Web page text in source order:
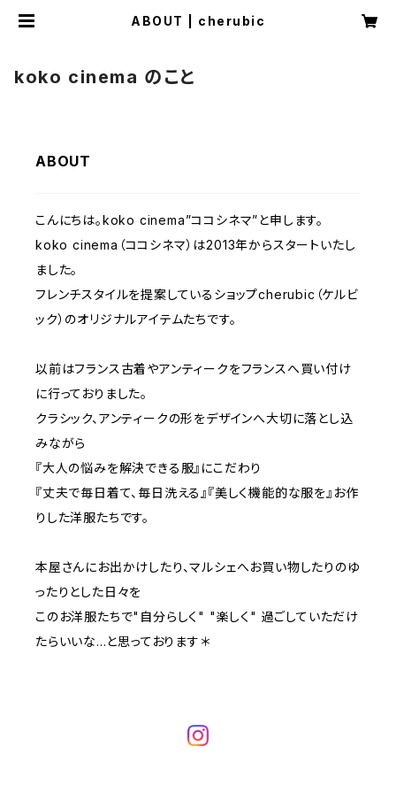
ABOUT | cherubic
koko cinema のこと
ABOUT
こんにちは。koko cinema”ココシネマ”と申します。
koko cinema（ココシネマ）は2013年からスタートいたし
ました。
フレンチスタイルを提案しているショップcherubic（ケルビ
ック）のオリジナルアイテムたちです。
以前はフランス古着やアンティークをフランスへ買い付け
に行っておりました。
クラシック、アンティークの形をデザインへ大切に落とし込
みながら
『大人の悩みを解決できる服』にこだわり
『丈夫で毎日着て、毎日洗える』『美しく機能的な服を』お作
りした洋服たちです。
本屋さんにお出かけしたり、マルシェへお買い物したりのゆ
ったりとした日々を
このお洋服たちで"自分らしく" "楽しく" 過ごしていただけ
たらいいな...と思っております＊